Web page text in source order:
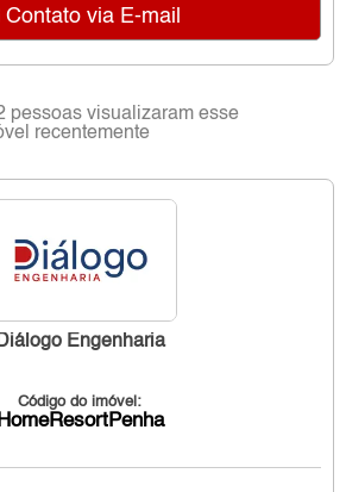
Contato via E-mail
pessoas visualizaram esse
recentemente
Diálogo Engenharia
Código do imóvel:
HomeResortPenha